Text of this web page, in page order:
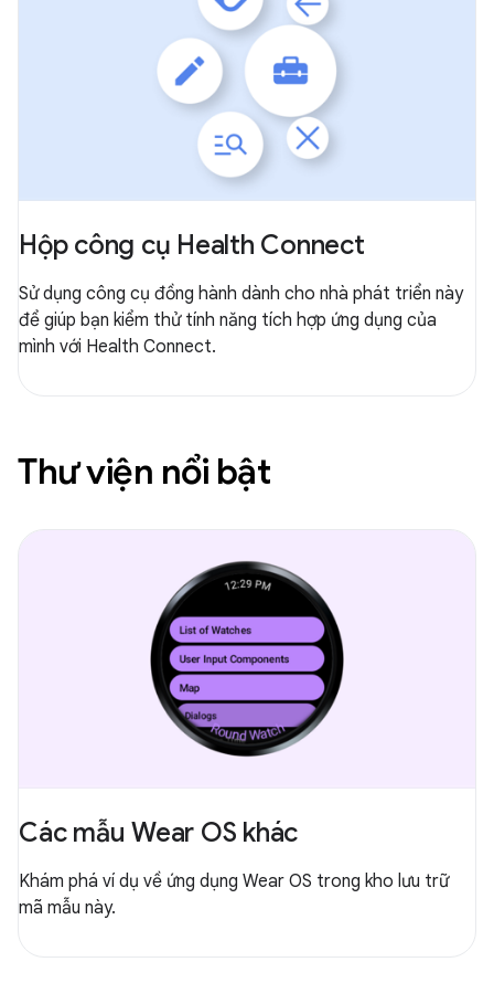
Hộp công cụ Health Connect
Sử dụng công cụ đồng hành dành cho nhà phát triển này
để giúp bạn kiểm thử tính năng tích hợp ứng dụng của
mình với Health Connect.
Thư viện nổi bật
Các mẫu Wear OS khác
Khám phá ví dụ về ứng dụng Wear OS trong kho lưu trữ
mã mẫu này.